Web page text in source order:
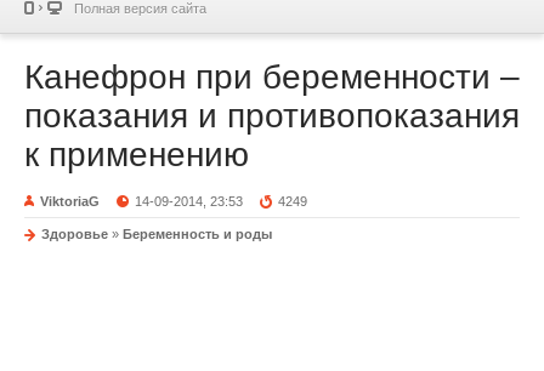
Полная версия сайта
Канефрон при беременности –
показания и противопоказания
к применению
ViktoriaG 14-09-2014, 23:53 4249
Здоровье » Беременность и роды